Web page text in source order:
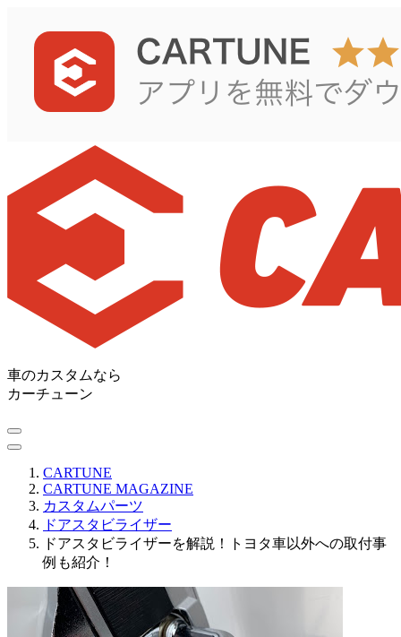
車のカスタムなら
カーチューン
CARTUNE
CARTUNE MAGAZINE
カスタムパーツ
ドアスタビライザー
ドアスタビライザーを解説！トヨタ車以外への取付事
例も紹介！